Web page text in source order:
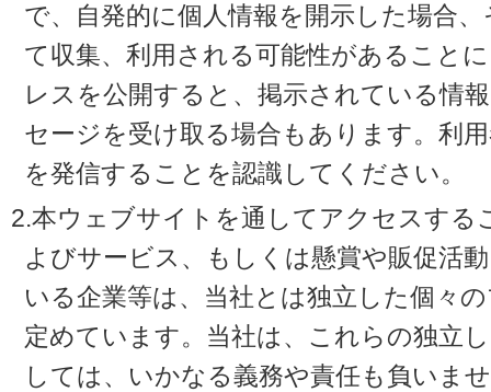
で、自発的に個人情報を開示した場合
て収集、利用される可能性があること
レスを公開すると、掲示されている情
セージを受け取る場合もあります。利
を発信することを認識してください。
2.本ウェブサイトを通してアクセスする
よびサービス、もしくは懸賞や販促活
いる企業等は、当社とは独立した個々
定めています。当社は、これらの独立
しては、いかなる義務や責任も負いま